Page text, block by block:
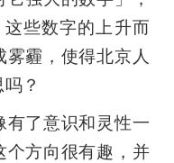
些数字的上升而
霾，使得北京人
？
有了意识和灵性一
个方向很有趣，并